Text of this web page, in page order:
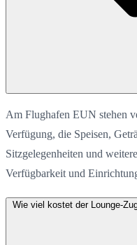
Am Flughafen EUN stehen
Verfügung, die Speisen,
Sitzgelegenheiten und
Verfügbarkeit und
Wie viel kostet der Lounge-